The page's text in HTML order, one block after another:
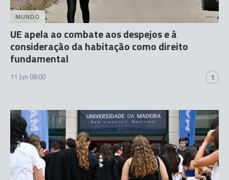
MUNDO
UE apela ao combate aos despejos e à
consideração da habitação como direito
fundamental
11 Jun 08:00 1